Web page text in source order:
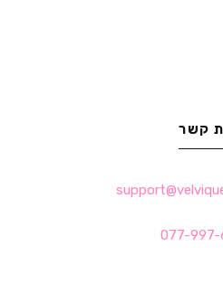
קשר
077-997-